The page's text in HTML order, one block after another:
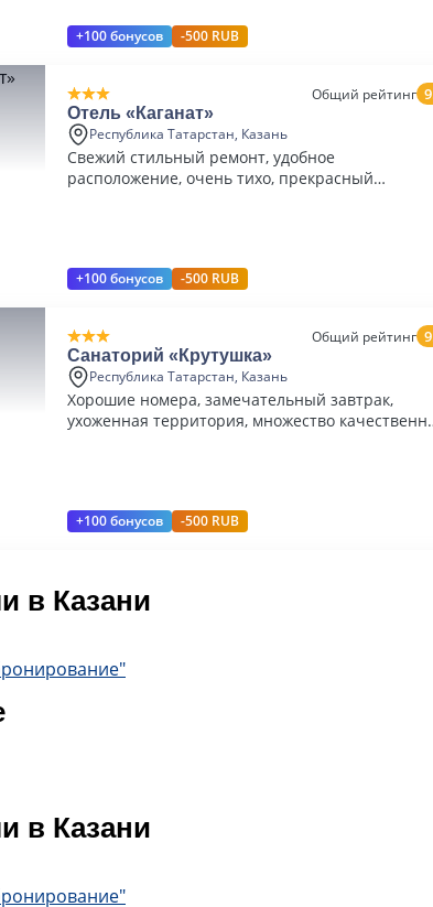
+100 бонусов -500 RUB
Общий рейтинг
Отель «Каганат»
Республика Татарстан, Казань
Свежий стильный ремонт, удобное
расположение, очень тихо, прекрасный
+100 бонусов -500 RUB
Общий рейтинг
Санаторий «Крутушка»
Республика Татарстан, Казань
Хорошие номера, замечательный завтрак,
ухоженная территория, множество
+100 бонусов -500 RUB
в Казани
в Казани